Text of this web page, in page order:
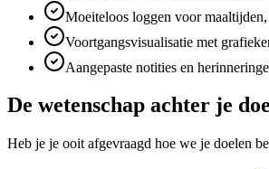
Moeiteloos loggen voor
Voortgangsvisualisatie met
Aangepaste notities en
De wetenschap achter je
Heb je je ooit afgevraagd hoe we je doelen